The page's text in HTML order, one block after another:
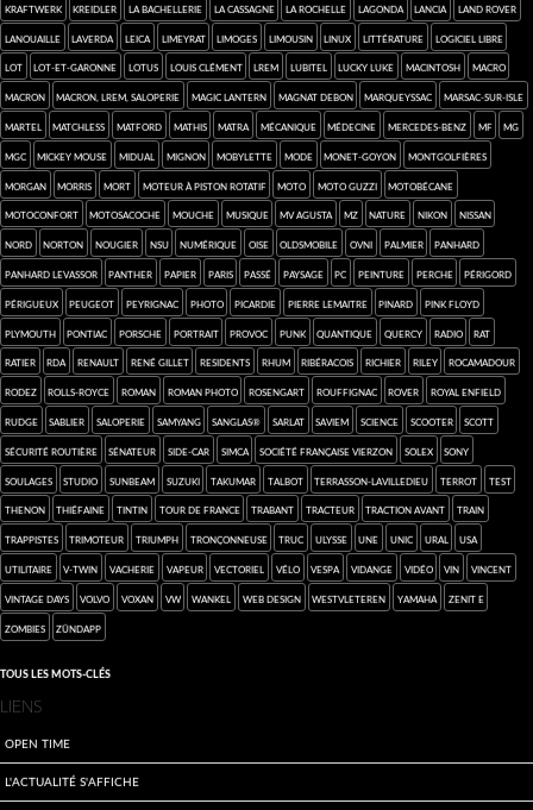
Kraftwerk Kreidler la Bachellerie la Cassagne La Rochelle Lagonda Lancia Land Rover
Lanouaille Laverda Leica Limeyrat Limoges Limousin Linux Littérature logiciel libre
Lot Lot-et-Garonne Lotus Louis Clément LREM Lubitel Lucky Luke Macintosh macro
Macron Macron, LREM, saloperie Magic Lantern Magnat Debon Marqueyssac Marsac-sur-Isle
Martel Matchless Matford Mathis Matra mécanique médecine Mercedes-Benz MF MG
MGC Mickey Mouse Midual mignon Mobylette mode Monet-Goyon montgolfières
Morgan Morris mort moteur à piston rotatif moto Moto Guzzi Motobécane
Motoconfort Motosacoche mouche musique MV Agusta MZ nature Nikon Nissan
Nord Norton Nougier NSU numérique Oise Oldsmobile ovni Palmier Panhard
Panhard Levassor Panther papier Paris passé paysage PC Peinture Perche Périgord
Périgueux Peugeot Peyrignac photo Picardie Pierre Lemaitre pinard Pink Floyd
Plymouth Pontiac Porsche portrait provoc punk quantique Quercy radio rat
Ratier RDA Renault René Gillet Residents rhum ribéracois Richier Riley Rocamadour
Rodez Rolls-Royce roman roman photo Rosengart Rouffignac Rover Royal Enfield
Rudge Sablier saloperie Samyang Sanglas® Sarlat SAVIEM science scooter Scott
sécurité routière sénateur side-car SIMCA Société Française Vierzon Solex SONY
Soulages studio Sunbeam Suzuki Takumar Talbot Terrasson-Lavilledieu Terrot test
Thenon Thiéfaine Tintin Tour de France Trabant tracteur Traction Avant Train
trappistes Trimoteur Triumph tronçonneuse truc Ulysse une Unic Ural USA
utilitaire V-Twin vacherie vapeur vectoriel Vélo Vespa vidange vidéo vin Vincent
Vintage Days Volvo Voxan VW wankel web design Westvleteren Yamaha Zenit E
zombies Zündapp
Tous les mots-clés
Menu
extra
LIENS
Open Time
L'actualité s'affiche